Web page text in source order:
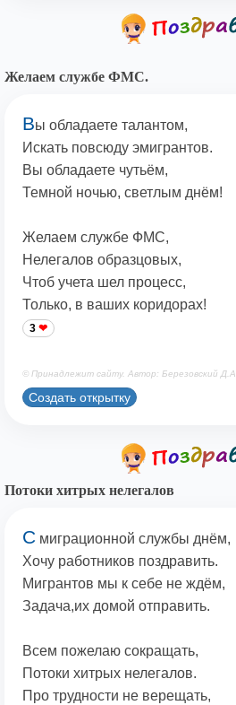
Желаем службе ФМС.
Вы обладаете талантом,
Искать повсюду эмигрантов.
Вы обладаете чутьём,
Темной ночью, светлым днём!
Желаем службе ФМС,
Нелегалов образцовых,
Чтоб учета шел процесс,
Только, в ваших коридорах!
3
© Принадлежит сайту. Автор: Березовский Д.А.
Создать открытку
Потоки хитрых нелегалов
С миграционной службы днём,
Хочу работников поздравить.
Мигрантов мы к себе не ждём,
Задача,их домой отправить.
Всем пожелаю сокращать,
Потоки хитрых нелегалов.
Про трудности не верещать,